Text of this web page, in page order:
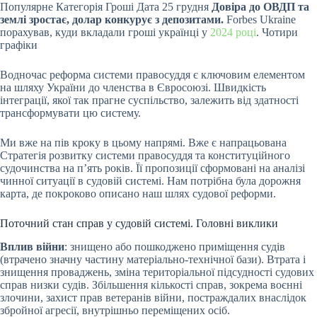
Популярне Категорія Гроші Дата 25 грудня Довіра до ОВДП та
землі зростає, долар конкурує з депозитами. Forbes Ukraine
порахував, куди вкладали гроші українці у 2024 році. Чотири
графіки
Водночас реформа системи правосуддя є ключовим елементом
на шляху України до членства в Євросоюзі. Швидкість
інтеграції, якої так прагне суспільство, залежить від здатності
трансформувати цю систему.
Ми вже на пів кроку в цьому напрямі. Вже є напрацьована
Стратегія розвитку системи правосуддя та конституційного
судочинства на п’ять років. Її пропозиції сформовані на аналізі
чинної ситуації в судовій системі. Нам потрібна була дорожня
карта, де покроково описано наш шлях судової реформи.
Поточний стан справ у судовій системі. Головні виклики
Вплив війни: знищено або пошкоджено приміщення судів
(втрачено значну частину матеріально-технічної бази). Втрата і
знищення проваджень, зміна територіальної підсудності судових
справ низки судів. Збільшення кількості справ, зокрема воєнні
злочини, захист прав ветеранів війни, постраждалих внаслідок
збройної агресії, внутрішньо переміщених осіб.